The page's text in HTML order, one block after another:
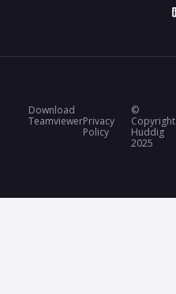
Download
TeamviewerPrivacy
Policy
©
Copyright
Huddig
2025